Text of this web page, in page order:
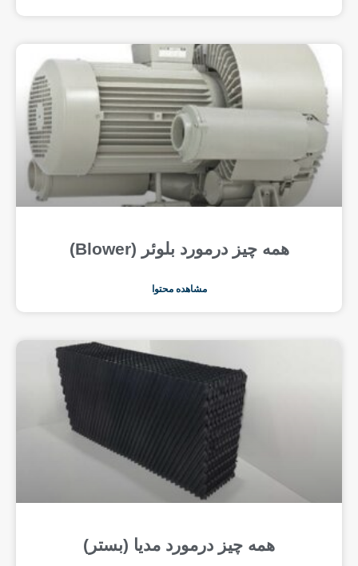
همه چیز درمورد بلوئر (Blower)
مشاهده محتوا
همه چیز درمورد مدیا (بستر)